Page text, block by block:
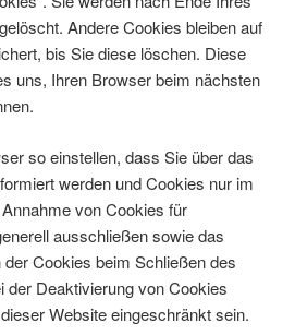
Andere Cookies bleiben auf
bis Sie diese löschen. Diese
uns, Ihren Browser beim nächsten
so einstellen, dass Sie über das
werden und Cookies nur im
von Cookies für
ausschließen sowie das
Cookies beim Schließen des
der Deaktivierung von Cookies
Website eingeschränkt sein.